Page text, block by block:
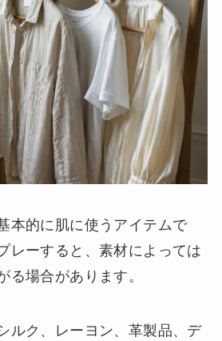
本的に肌に使うアイテムで
レーすると、素材によっては
る場合があります。
ルク、レーヨン、革製品、デ